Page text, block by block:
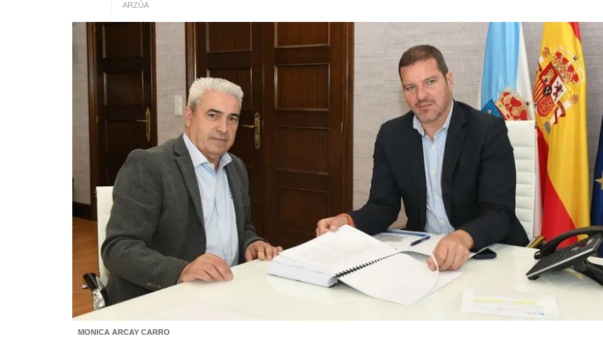
ARZÚA
MONICA ARCAY CARRO